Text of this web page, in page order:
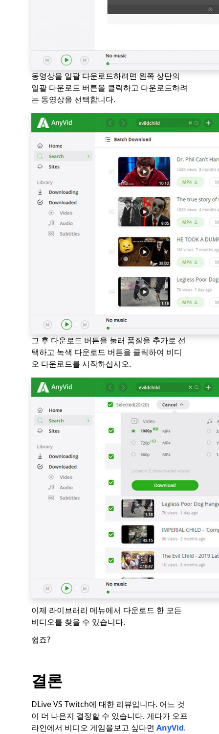
동영상을 일괄 다운로드하려면 왼쪽 상단의
일괄 다운로드 버튼을 클릭하고 다운로드하려
는 동영상을 선택합니다.
그 후 다운로드 버튼을 눌러 품질을 추가로 선
택하고 녹색 다운로드 버튼을 클릭하여 비디
오 다운로드를 시작하십시오.
이제 라이브러리 메뉴에서 다운로드 한 모든
비디오를 찾을 수 있습니다.
쉽죠?
결론
DLive VS Twitch에 대한 리뷰입니다. 어느 것
이 더 나은지 결정할 수 있습니다. 게다가 오프
라인에서 비디오 게임을보고 싶다면 AnyVid.